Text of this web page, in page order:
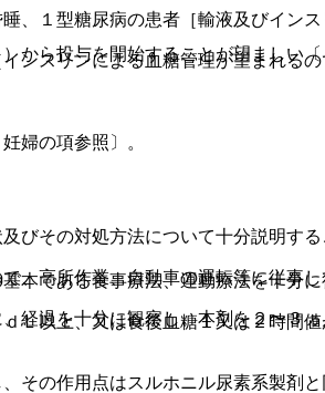
１型糖尿病の患者［輸液及びイン
スリンによる血糖管理が望まれるの
婦の項参照〕。
その対処方法について十分説明する
高所作業、自動車の運転等に従事
過を十分に観察し、本剤を２〜３
の作用点はスルホニル尿素系製剤
ら投与を開始することが望ましい〔
である食事療法、運動療法を十分
以上、又は食後血糖１又は２時間